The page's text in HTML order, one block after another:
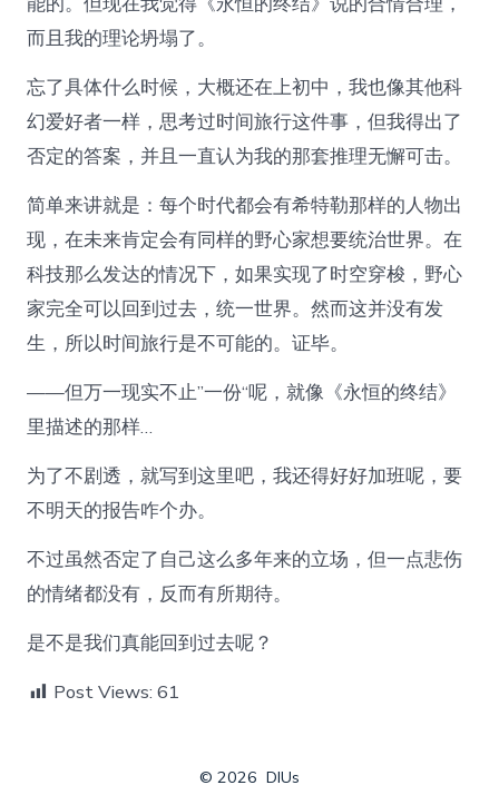
而且我的理论坍塌了。
忘了具体什么时候，大概还在上初中，我也像其他科
幻爱好者一样，思考过时间旅行这件事，但我得出了
否定的答案，并且一直认为我的那套推理无懈可击。
简单来讲就是：每个时代都会有希特勒那样的人物出
现，在未来肯定会有同样的野心家想要统治世界。在
科技那么发达的情况下，如果实现了时空穿梭，野心
家完全可以回到过去，统一世界。然而这并没有发
生，所以时间旅行是不可能的。证毕。
——但万一现实不止”一份“呢，就像《永恒的终结》
里描述的那样…
为了不剧透，就写到这里吧，我还得好好加班呢，要
不明天的报告咋个办。
不过虽然否定了自己这么多年来的立场，但一点悲伤
的情绪都没有，反而有所期待。
是不是我们真能回到过去呢？
Post Views: 61
© 2026 DIUs